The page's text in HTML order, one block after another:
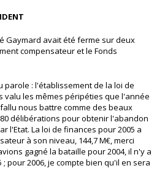
Gaymard avait été ferme sur deux
compensateur et le Fonds
parole : l'établissement de la loi de
valu les mêmes péripéties que l'année
nous battre comme des beaux
délibérations pour obtenir l'abandon
l'Etat. La loi de finances pour 2005 a
à son niveau, 144,7 M€, merci
gagné la bataille pour 2004, il n'y a
pour 2006, je compte bien qu'il en sera